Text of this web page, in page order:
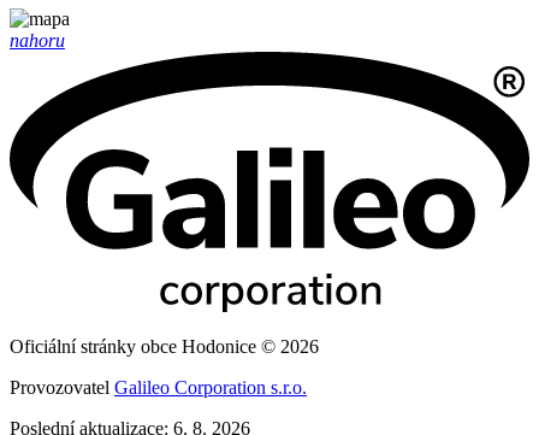
nahoru
Oficiální stránky obce Hodonice © 2026
Provozovatel Galileo Corporation s.r.o.
Poslední aktualizace: 6. 8. 2026